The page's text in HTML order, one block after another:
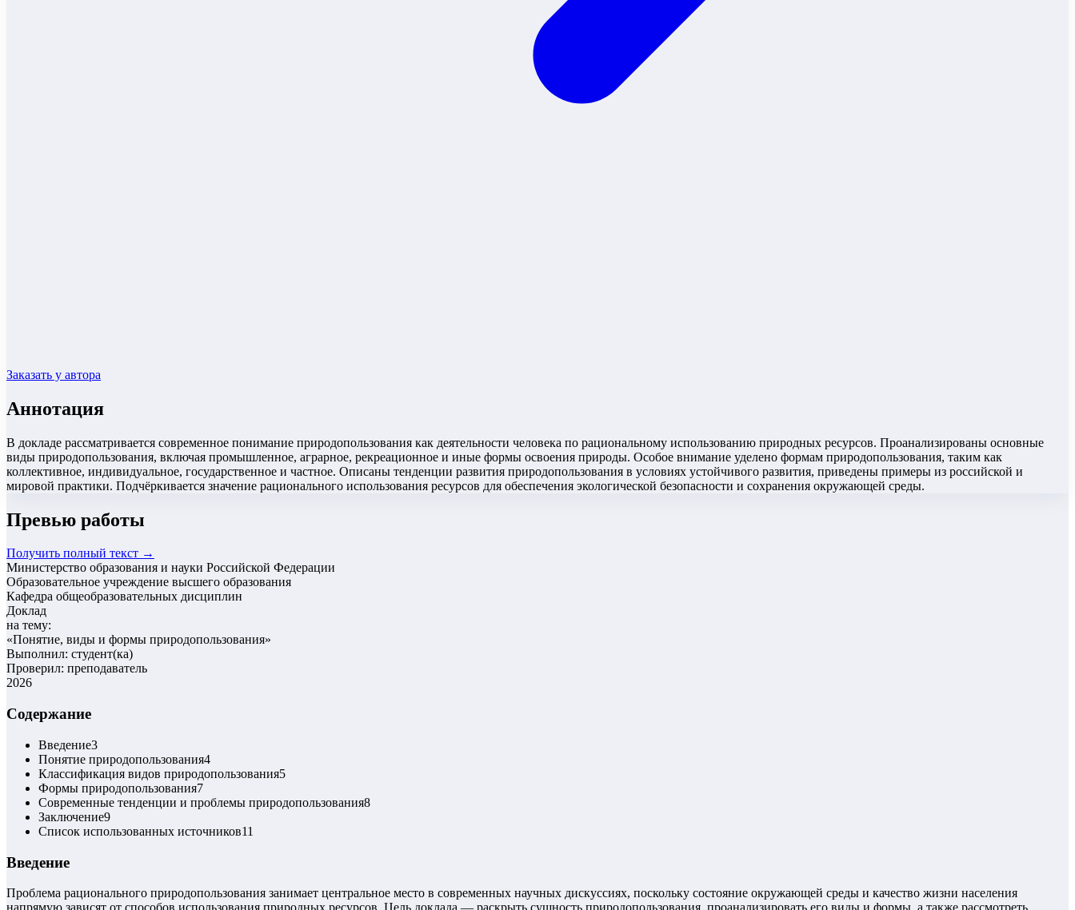
Заказать у автора
Аннотация
В докладе рассматривается современное понимание природопользования как деятельности человека по рациональному использованию природных ресурсов. Проанализированы основные
виды природопользования, включая промышленное, аграрное, рекреационное и иные формы освоения природы. Особое внимание уделено формам природопользования, таким как
коллективное, индивидуальное, государственное и частное. Описаны тенденции развития природопользования в условиях устойчивого развития, приведены примеры из российской и
мировой практики. Подчёркивается значение рационального использования ресурсов для обеспечения экологической безопасности и сохранения окружающей среды.
Превью работы
Получить полный текст →
Министерство образования и науки Российской Федерации
Образовательное учреждение высшего образования
Кафедра общеобразовательных дисциплин
Доклад
на тему:
«Понятие, виды и формы природопользования»
Выполнил: студент(ка)
Проверил: преподаватель
2026
Содержание
Введение3
Понятие природопользования4
Классификация видов природопользования5
Формы природопользования7
Современные тенденции и проблемы природопользования8
Заключение9
Список использованных источников11
Введение
Проблема рационального природопользования занимает центральное место в современных научных дискуссиях, поскольку состояние окружающей среды и качество жизни населения